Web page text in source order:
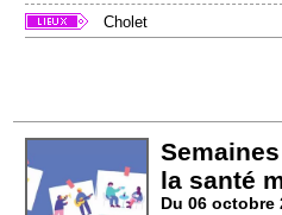
Cholet
la santé
Du 06 octobre